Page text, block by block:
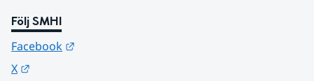
Följ SMHI
Facebook
X